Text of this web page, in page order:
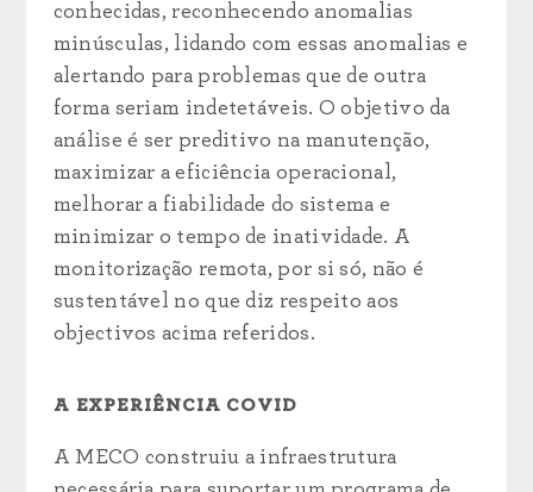
conhecidas, reconhecendo anomalias
minúsculas, lidando com essas anomalias e
alertando para problemas que de outra
forma seriam indetetáveis. O objetivo da
análise é ser preditivo na manutenção,
maximizar a eficiência operacional,
melhorar a fiabilidade do sistema e
minimizar o tempo de inatividade. A
monitorização remota, por si só, não é
sustentável no que diz respeito aos
objectivos acima referidos.
A EXPERIÊNCIA COVID
A MECO construiu a infraestrutura